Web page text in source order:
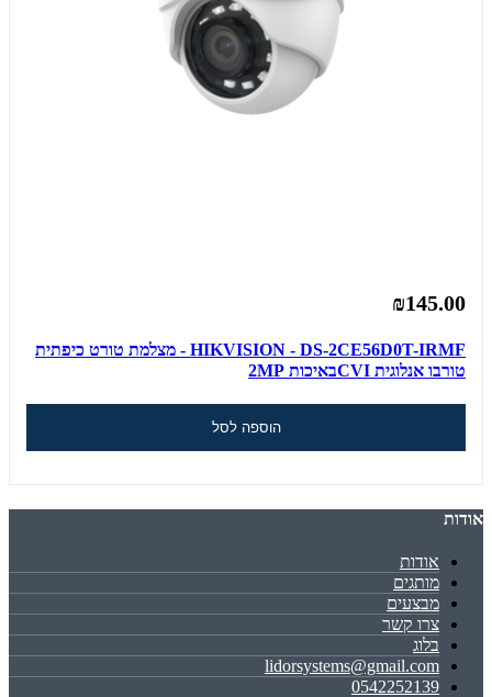
₪145.00
HIKVISION - DS-2CE56D0T-IRMF - מצלמת טורט כיפתית
טורבו אנלוגית CVIבאיכות 2MP
הוספה לסל
אודות
אודות
מותגים
מבצעים
צרו קשר
בלוג
lidorsystems@gmail.com
0542252139